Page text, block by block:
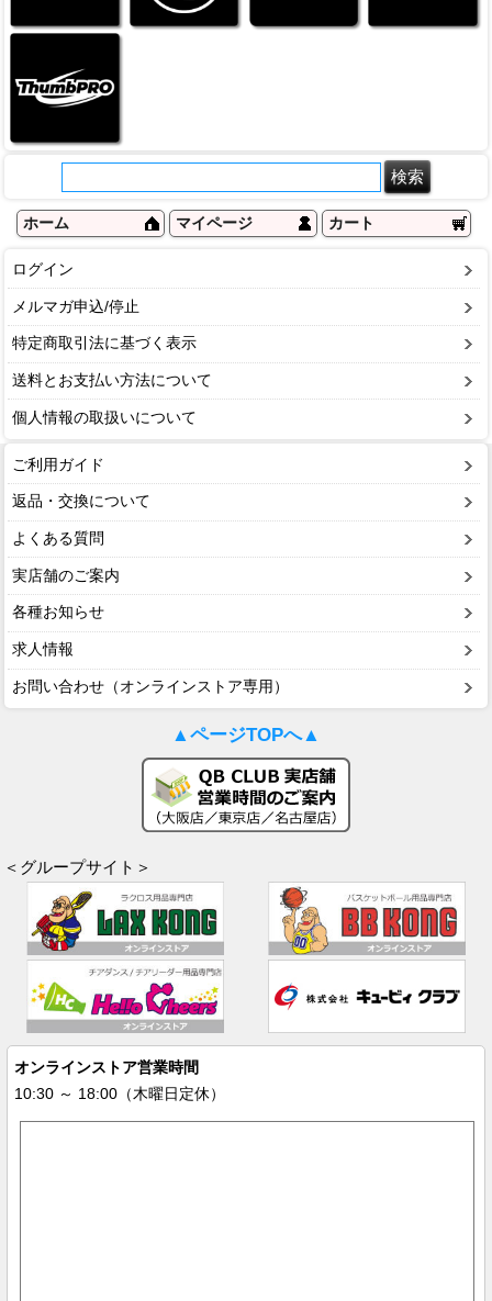
ホーム マイページ カート
ログイン
メルマガ申込/停止
特定商取引法に基づく表示
送料とお支払い方法について
個人情報の取扱いについて
ご利用ガイド
返品・交換について
よくある質問
実店舗のご案内
各種お知らせ
求人情報
お問い合わせ（オンラインストア専用）
▲ページTOPへ▲
＜グループサイト＞
オンラインストア営業時間
10:30 ～ 18:00（木曜日定休）